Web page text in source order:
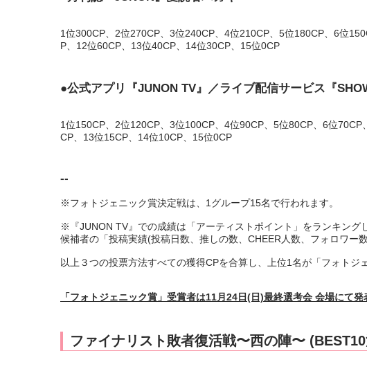
1位300CP、2位270CP、3位240CP、4位210CP、5位180CP、6位
P、12位60CP、13位40CP、14位30CP、15位0CP
●公式アプリ『JUNON TV』／ライブ配信サービス『
1位150CP、2位120CP、3位100CP、4位90CP、5位80CP、6位
CP、13位15CP、14位10CP、15位0CP
--
※フォトジェニック賞決定戦は、1グループ15名で行われます。
※『JUNON TV』での成績は「アーティストポイント」をランキン
候補者の「投稿実績(投稿日数、推しの数、CHEER人数、フォロワー
以上３つの投票方法すべての獲得CPを合算し、上位1名が「フォトジ
「フォトジェニック賞」受賞者は11月24日(日)最終選考会 会場にて発
ファイナリスト敗者復活戦〜西の陣〜